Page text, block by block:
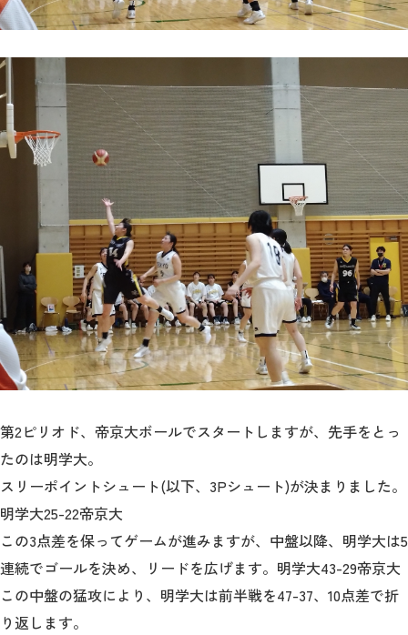
アクセス
キャンパス
案内
入試情報
お問合わせ 取材・撮影 資料請求
第2ピリオド、帝京大ボールでスタートしますが、先手をとっ
たのは明学大。
スリーポイントシュート(以下、3Pシュート)が決まりました。
明学大25-22帝京大
この3点差を保ってゲームが進みますが、中盤以降、明学大は5
連続でゴールを決め、リードを広げます。明学大43-29帝京大
この中盤の猛攻により、明学大は前半戦を47-37、10点差で折
り返します。